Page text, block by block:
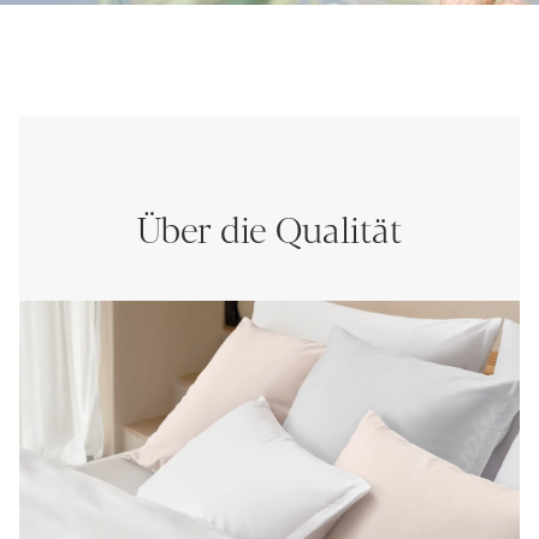
Über die Qualität